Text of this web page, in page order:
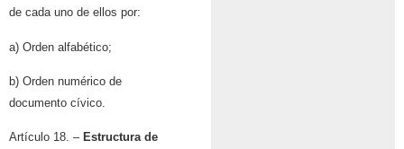
de cada uno de ellos por:
a) Orden alfabético;
b) Orden numérico de
documento cívico.
Artículo 18. – Estructura de